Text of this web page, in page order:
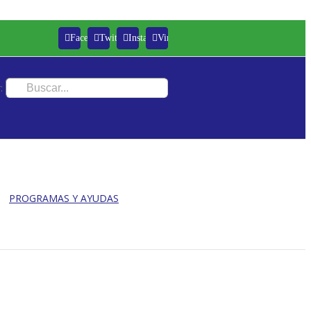
FacebookTwitterInstagramVimeo
PROGRAMAS Y AYUDAS